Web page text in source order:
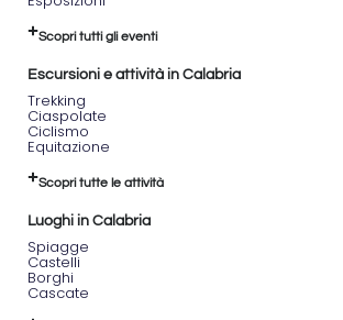
Scopri tutti gli eventi
Escursioni e attività in Calabria
Trekking
Ciaspolate
Ciclismo
Equitazione
Scopri tutte le attività
Luoghi in Calabria
Spiagge
Castelli
Borghi
Cascate